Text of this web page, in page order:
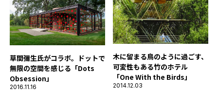
草間彌生氏がコラボ。ドットで
無限の空間を感じる「Dots
Obsession」
2016.11.16
木に留まる鳥のように過ごす、
可変性もある竹のホテル
「One With the Birds」
2014.12.03